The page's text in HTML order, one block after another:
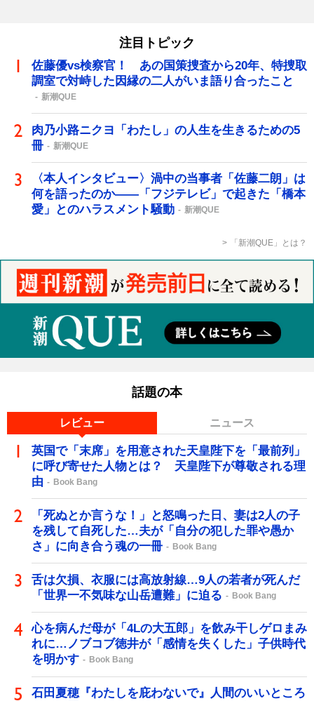
注目トピック
佐藤優vs検察官！ あの国策捜査から20年、特捜取
調室で対峙した因縁の二人がいま語り合ったこと
新潮QUE
肉乃小路ニクヨ「わたし」の人生を生きるための5
冊
新潮QUE
〈本人インタビュー〉渦中の当事者「佐藤二朗」は
何を語ったのか――「フジテレビ」で起きた「橋本
愛」とのハラスメント騒動
新潮QUE
「新潮QUE」とは？
話題の本
レビュー ニュース
英国で「末席」を用意された天皇陛下を「最前列」
に呼び寄せた人物とは？ 天皇陛下が尊敬される理
由
Book Bang
「死ぬとか言うな！」と怒鳴った日、妻は2人の子
を残して自死した…夫が「自分の犯した罪や愚か
さ」に向き合う魂の一冊
Book Bang
舌は欠損、衣服には高放射線…9人の若者が死んだ
「世界一不気味な山岳遭難」に迫る
Book Bang
心を病んだ母が「4Lの大五郎」を飲み干しゲロまみ
れに…ノブコブ徳井が「感情を失くした」子供時代
を明かす
Book Bang
石田夏穂『わたしを庇わないで』人間のいいところ